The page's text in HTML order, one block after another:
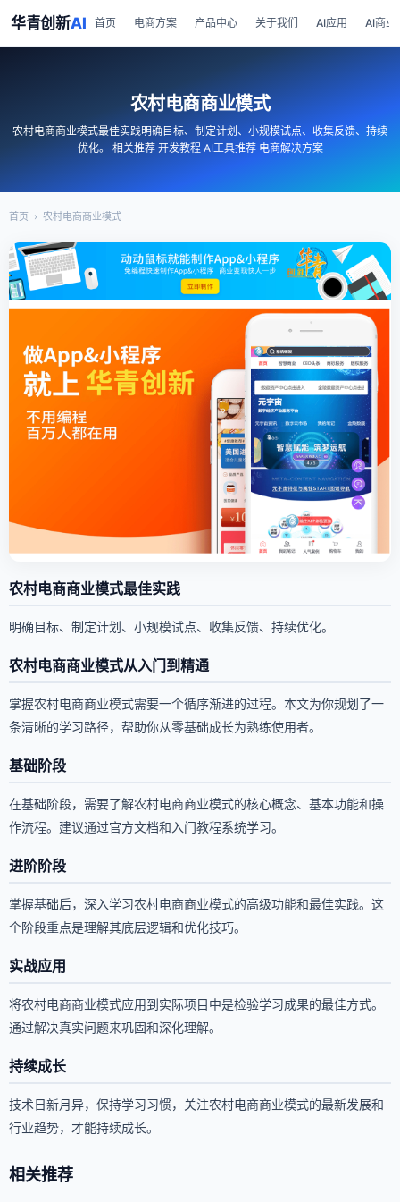
华青创新AI 首页 电商方案 产品中心 关于我们 AI应用 AI商业
农村电商商业模式
农村电商商业模式最佳实践明确目标、制定计划、小规模试点、收集反馈、持续
优化。 相关推荐 开发教程 AI工具推荐 电商解决方案
首页 › 农村电商商业模式
农村电商商业模式最佳实践
明确目标、制定计划、小规模试点、收集反馈、持续优化。
农村电商商业模式从入门到精通
掌握农村电商商业模式需要一个循序渐进的过程。本文为你规划了一
条清晰的学习路径，帮助你从零基础成长为熟练使用者。
基础阶段
在基础阶段，需要了解农村电商商业模式的核心概念、基本功能和操
作流程。建议通过官方文档和入门教程系统学习。
进阶阶段
掌握基础后，深入学习农村电商商业模式的高级功能和最佳实践。这
个阶段重点是理解其底层逻辑和优化技巧。
实战应用
将农村电商商业模式应用到实际项目中是检验学习成果的最佳方式。
通过解决真实问题来巩固和深化理解。
持续成长
技术日新月异，保持学习习惯，关注农村电商商业模式的最新发展和
行业趋势，才能持续成长。
相关推荐